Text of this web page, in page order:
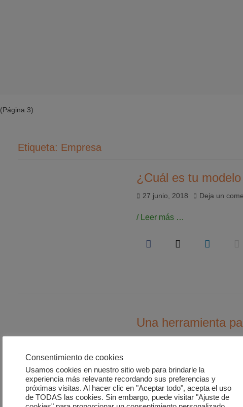
(Página 3)
Etiqueta: Empresa
¿Cuál es tu
Publicado
27 junio, 2018 Deja un
/ Leer más …
Una herramienta
Deja un
Consentimiento de cookies
Usamos cookies en nuestro sitio web para brindarle la
experiencia más relevante recordando sus preferencias y
próximas visitas. Al hacer clic en "Aceptar todo", acepta el uso
de TODAS las cookies. Sin embargo, puede visitar "Ajuste de